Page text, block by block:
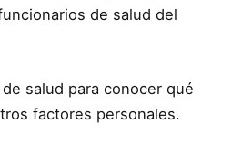
de salud del
salud para conocer qué
factores personales.